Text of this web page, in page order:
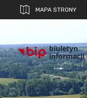
MAPA STRONY
biuletyn
informacji